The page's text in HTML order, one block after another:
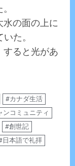
水の面の上に
た。
すると光があ
#カナダ生活
コミュニティ
#創世記
日本語で礼拝